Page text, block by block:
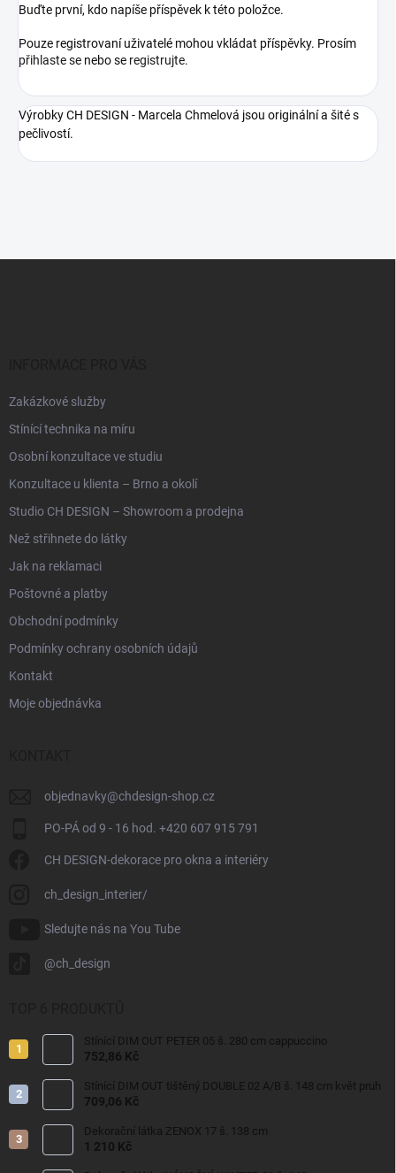
Buďte první, kdo napíše příspěvek k této položce.
Pouze registrovaní uživatelé mohou vkládat příspěvky. Prosím
přihlaste se nebo se registrujte.
Výrobky CH DESIGN - Marcela Chmelová jsou originální a šité s
pečlivostí.
Zakázkové služby
Stínící technika na míru
Osobní konzultace ve studiu
Konzultace u klienta – Brno a okolí
Studio CH DESIGN – Showroom a prodejna
Než střihnete do látky
Jak na reklamaci
Poštovné a platby
Obchodní podmínky
Podmínky ochrany osobních údajů
Kontakt
Moje objednávka
objednavky@chdesign-shop.cz
PO-PÁ od 9 - 16 hod. +420 607 915 791
CH DESIGN-dekorace pro okna a interiéry
ch_design_interier/
Sledujte nás na You Tube
@ch_design
Stínící DIM OUT PETER 05 š. 280 cm cappuccino
752,86 Kč
Stínící DIM OUT tištěný DOUBLE 02 A/B š. 148 cm květ pruh
709,06 Kč
Dekorační látka ZENOX 17 š. 138 cm
1 210 Kč